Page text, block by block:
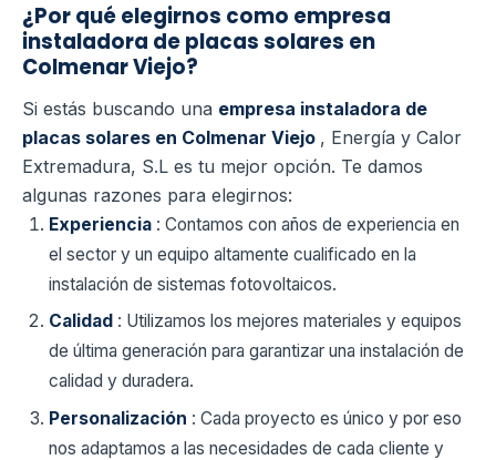
¿Por qué elegirnos como empresa
instaladora de placas solares en
Colmenar Viejo?
Si estás buscando una empresa instaladora de
placas solares en Colmenar Viejo , Energía y Calor
Extremadura, S.L es tu mejor opción. Te damos
algunas razones para elegirnos:
Experiencia : Contamos con años de experiencia en
el sector y un equipo altamente cualificado en la
instalación de sistemas fotovoltaicos.
Calidad : Utilizamos los mejores materiales y equipos
de última generación para garantizar una instalación de
calidad y duradera.
Personalización : Cada proyecto es único y por eso
nos adaptamos a las necesidades de cada cliente y